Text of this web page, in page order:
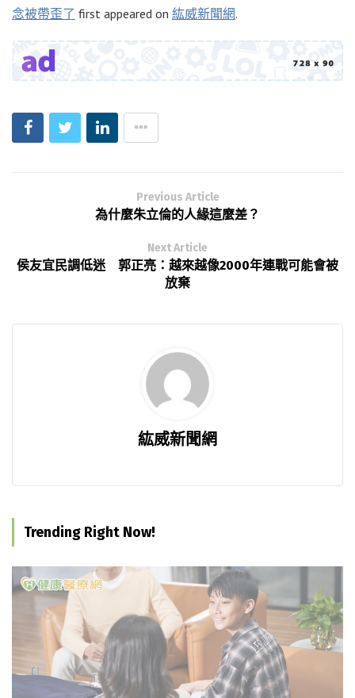
念被帶歪了 first appeared on 紘威新聞網.
Previous Article
為什麼朱立倫的人緣這麼差？
Next Article
侯友宜民調低迷 郭正亮：越來越像2000年連戰可能會被
放棄
紘威新聞網
Trending Right Now!